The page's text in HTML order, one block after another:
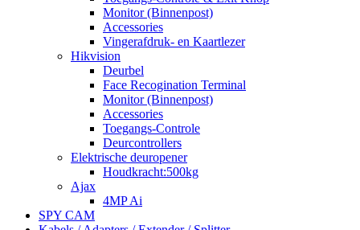
Monitor (Binnenpost)
Accessories
Vingerafdruk- en Kaartlezer
Hikvision
Deurbel
Face Recogination Terminal
Monitor (Binnenpost)
Accessories
Toegangs-Controle
Deurcontrollers
Elektrische deuropener
Houdkracht:500kg
Ajax
4MP Ai
SPY CAM